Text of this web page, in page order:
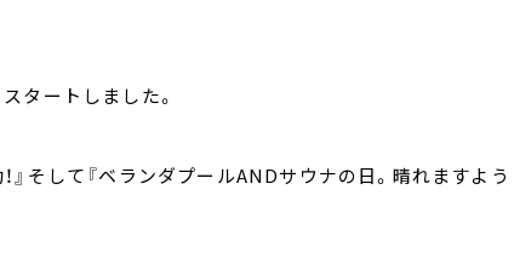
タートしました。
』そして『ベランダプールANDサウナの日。晴れますよう